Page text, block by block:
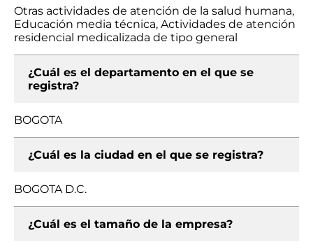
Otras actividades de atención de la salud humana,
Educación media técnica, Actividades de atención
residencial medicalizada de tipo general
¿Cuál es el departamento en el que se
registra?
BOGOTA
¿Cuál es la ciudad en el que se registra?
BOGOTA D.C.
¿Cuál es el tamaño de la empresa?